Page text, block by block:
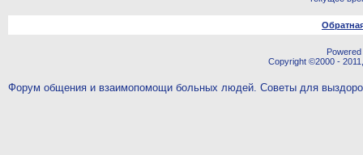
Copyright ©2000 -
Форум общения и взаимопомощи больных людей. Советы для